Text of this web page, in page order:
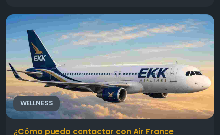
increasingly distressing and difficult to manage.
Seeking a professional OCD Treatment...
WELLNESS
¿Cómo puedo contactar con Air France